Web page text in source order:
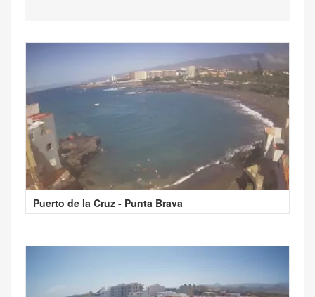
Puerto de la Cruz - Punta Brava